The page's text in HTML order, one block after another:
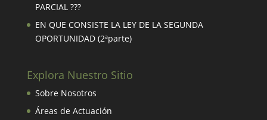
PARCIAL ???
EN QUE CONSISTE LA LEY DE LA SEGUNDA
OPORTUNIDAD (2ªparte)
Explora Nuestro Sitio
Sobre Nosotros
Áreas de Actuación